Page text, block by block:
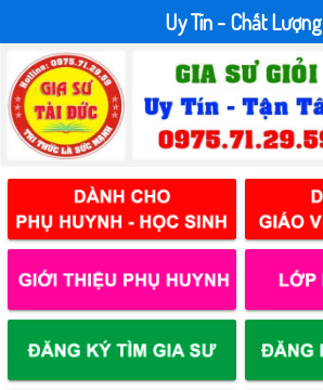
Uy Tín - Chất Lượng